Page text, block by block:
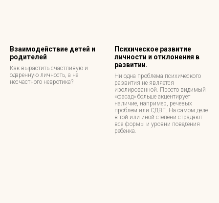
Взаимодействие детей и
родителей
Как вырастить счастливую и
одаренную личность, а не
несчастного невротика?
Психическое развитие
личности и отклонения в
развитии.
Ни одна проблема психического
развития не является
изолированной. Просто видимый
«фасад» больше акцентирует
наличие, например, речевых
проблем или СДВГ. На самом деле
в той или иной степени страдают
все формы и уровни поведения
ребенка.